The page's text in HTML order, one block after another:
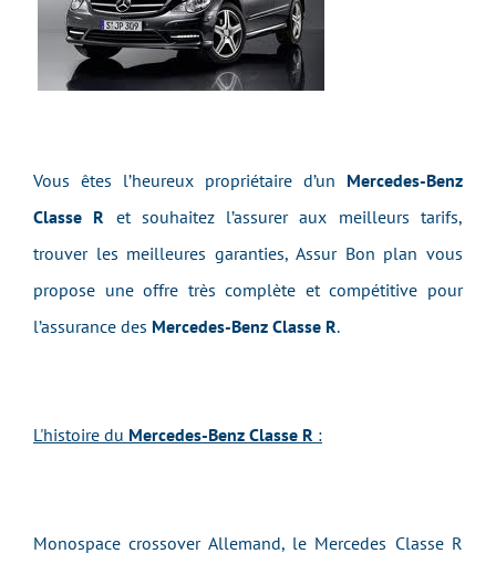
Vous êtes l’heureux propriétaire d’un Mercedes-Benz
Classe R et souhaitez l’assurer aux meilleurs tarifs,
trouver les meilleures garanties, Assur Bon plan vous
propose une offre très complète et compétitive pour
l’assurance des Mercedes-Benz Classe R.
L'histoire du Mercedes-Benz Classe R :
Monospace crossover Allemand, le Mercedes Classe R